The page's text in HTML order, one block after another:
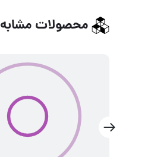
محصولات مشابه